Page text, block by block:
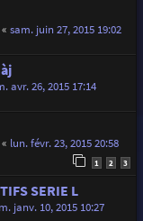
sam. juin 27, 2015 19:02
avr. 26, 2015 17:14
lun. févr. 23, 2015 20:58
1 2 3
SERIE L
janv. 10, 2015 10:27